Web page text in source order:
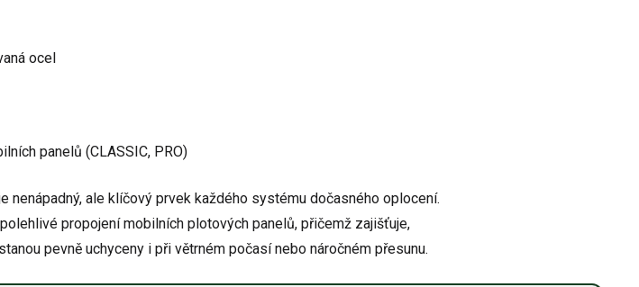
ocel
panelů (CLASSIC, PRO)
nenápadný, ale klíčový prvek každého systému dočasného oplocení.
propojení mobilních plotových panelů, přičemž zajišťuje,
pevně uchyceny i při větrném počasí nebo náročném přesunu.